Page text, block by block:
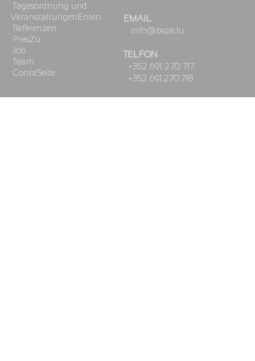
Tagesordnung und
VeranstaltungenEnten
Referenzen
PresZu
Job
Team
ContaSeite
EMAIL
info@bspk.lu
TELFON
+352 691 270 717
+352 691.270.718